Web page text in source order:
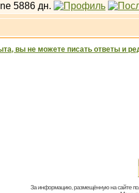
За информацию, размещённую на сайте